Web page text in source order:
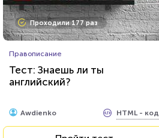
Проходили 177 раз
Правописание
Тест: Знаешь ли ты
английский?
Awdienko HTML - код